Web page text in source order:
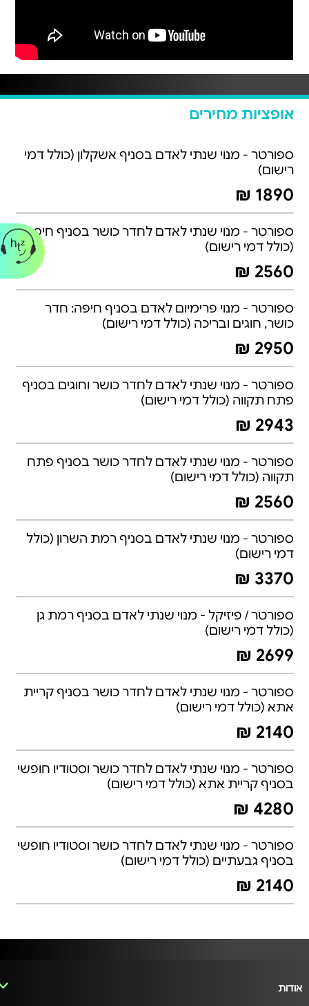
אופציות מחירים
ספורטר - מנוי שנתי לאדם בסניף אשקלון (כולל דמי
רישום)
1890 ₪
ספורטר - מנוי שנתי לאדם לחדר כושר בסניף חיפה
(כולל דמי רישום)
2560 ₪
ספורטר - מנוי פרימיום לאדם בסניף חיפה: חדר
כושר, חוגים ובריכה (כולל דמי רישום)
2950 ₪
ספורטר - מנוי שנתי לאדם לחדר כושר וחוגים בסניף
פתח תקווה (כולל דמי רישום)
2943 ₪
ספורטר - מנוי שנתי לאדם לחדר כושר בסניף פתח
תקווה (כולל דמי רישום)
2560 ₪
ספורטר - מנוי שנתי לאדם בסניף רמת השרון (כולל
דמי רישום)
3370 ₪
ספורטר / פיזיקל - מנוי שנתי לאדם בסניף רמת גן
(כולל דמי רישום)
2699 ₪
ספורטר - מנוי שנתי לאדם לחדר כושר בסניף קריית
אתא (כולל דמי רישום)
2140 ₪
ספורטר - מנוי שנתי לאדם לחדר כושר וסטודיו חופשי
בסניף קריית אתא (כולל דמי רישום)
4280 ₪
ספורטר - מנוי שנתי לאדם לחדר כושר וסטודיו חופשי
בסניף גבעתיים (כולל דמי רישום)
2140 ₪
אודות